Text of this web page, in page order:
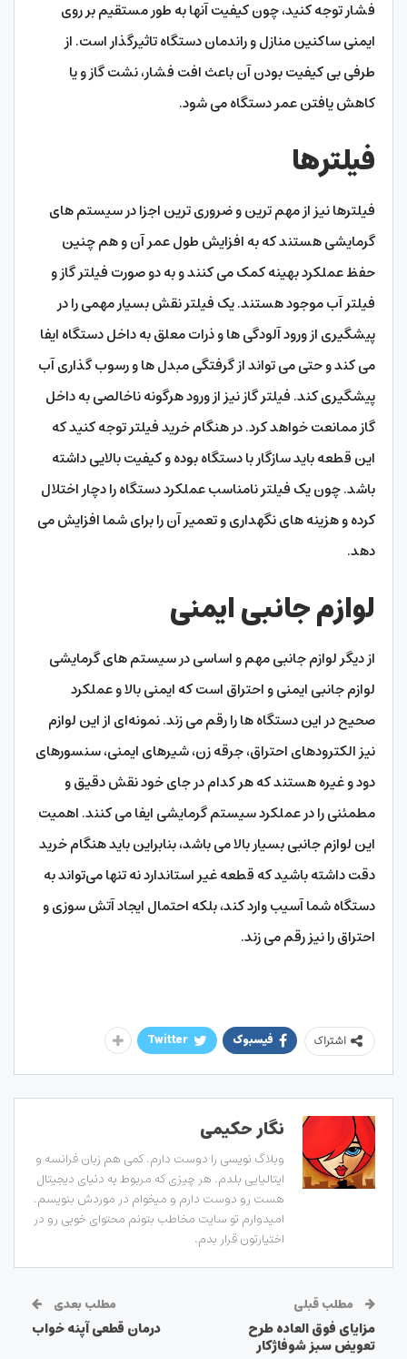
فشار توجه کنید، چون کیفیت آنها به طور مستقیم بر روی
ایمنی ساکنین منازل و راندمان دستگاه تاثیرگذار است. از
طرفی بی‌ کیفیت بودن آن باعث افت فشار، نشت گاز و یا
کاهش یافتن عمر دستگاه می‌ شود.
فیلترها
فیلترها نیز از مهم ترین و ضروری‌ ترین اجزا در سیستم‌ های
گرمایشی هستند که به افزایش طول عمر آن و هم چنین
حفظ عملکرد بهینه کمک می‌ کنند و به دو صورت فیلتر گاز و
فیلتر آب موجود هستند. یک فیلتر نقش بسیار مهمی را در
پیشگیری از ورود آلودگی‌ ها و ذرات معلق به داخل دستگاه ایفا
می‌ کند و حتی می‌ تواند از گرفتگی مبدل‌ ها و رسوب گذاری آب
پیشگیری کند. فیلتر گاز نیز از ورود هرگونه ناخالصی به داخل
گاز ممانعت خواهد کرد. در هنگام خرید فیلتر توجه کنید که
این قطعه باید سازگار با دستگاه بوده و کیفیت بالایی داشته
باشد. چون یک فیلتر نامناسب عملکرد دستگاه را دچار اختلال
کرده و هزینه‌ های نگهداری و تعمیر آن را برای شما افزایش می‌
دهد.
لوازم جانبی ایمنی
از دیگر لوازم جانبی مهم و اساسی در سیستم‌ های گرمایشی
لوازم جانبی ایمنی و احتراق است که ایمنی بالا و عملکرد
صحیح در این دستگاه‌ ها را رقم می‌ زند. نمونه‌ای از این لوازم
نیز الکترودهای احتراق، جرقه زن، شیرهای ایمنی، سنسورهای
دود و غیره هستند که هر کدام در جای خود نقش دقیق و
مطمئنی را در عملکرد سیستم گرمایشی ایفا می‌ کنند. اهمیت
این لوازم جانبی بسیار بالا می‌ باشد، بنابراین باید هنگام خرید
دقت داشته باشید که قطعه غیر استاندارد نه تنها می‌تواند به
دستگاه شما آسیب وارد کند، بلکه احتمال ایجاد آتش سوزی و
احتراق را نیز رقم می‌ زند.
اشتراک فیسبوک Twitter
نگار حکیمی
وبلاگ نویسی را دوست دارم. کمی هم زبان فرانسه و
ایتالیایی بلدم. هر چیزی که مربوط به دنیای دیجیتال
هست رو دوست دارم و میخوام در موردش بنویسم.
امیدوارم تو سایت مخاطب بتونم محتوای خوبی رو در
اختیارتون قرار بدم.
مطلب قبلی
مزایای فوق العاده طرح
تعویض سبز شوفاژکار
مطلب بعدی
درمان قطعی آپنه خواب